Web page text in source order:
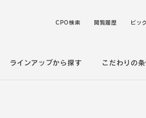
CPO検索 閲覧履歴 ピッ
ラインアップから探す こだわりの